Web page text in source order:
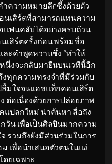
ำความหมายลึกซึ้งด้วยตัว
อนเสิร์ตที่สามารถแทนความ
แฟนคลับได้อย่างครบถ้วน
เสิร์ตครั้งก่อน พร้อมชื่อ
ะคำพูดหวานซึ้ง “ทำให้
นึ่งจะกลับมายืนบนเวทีนี้อีก
งทุกความทรงจำที่มีร่วมกับ
มใจจนแฮชแท็กคอนเสิร์ต
ต่อเนื่องด้วยการปล่อยภาพ
แปลกใหม่ น่าค้นหา สื่อถึง
วัน เพื่อเป็นศิลปินมากความ
รวมถึงยังมีส่วนร่วมในการ
เพื่อนำเสนอตัวตนในแง่
ยเฉพาะ